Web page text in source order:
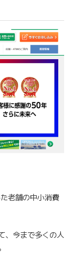
老舗の中小消費
、今まで多くの人